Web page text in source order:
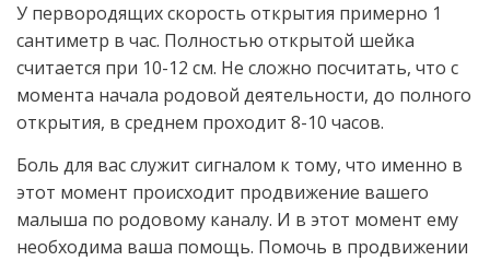
У первородящих скорость открытия примерно 1
сантиметр в час. Полностью открытой шейка
считается при 10-12 см. Не сложно посчитать, что с
момента начала родовой деятельности, до полного
открытия, в среднем проходит 8-10 часов.
Боль для вас служит сигналом к тому, что именно в
этот момент происходит продвижение вашего
малыша по родовому каналу. И в этот момент ему
необходима ваша помощь. Помочь в продвижении